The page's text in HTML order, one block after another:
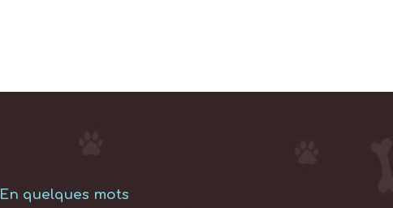
En quelques mots